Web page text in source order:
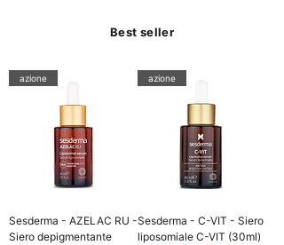
Best seller
azione
Sesderma - AZELAC RU -
Siero depigmentante
azione
Sesderma - C-VIT - Siero
liposomiale C-VIT (30ml)